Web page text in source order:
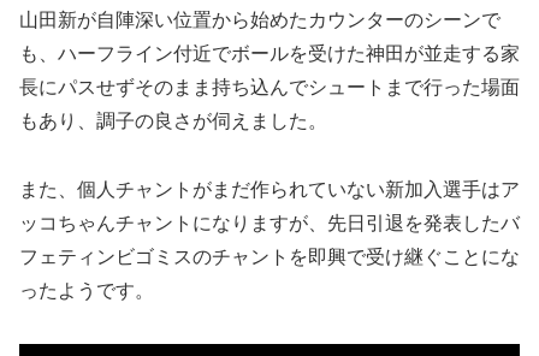
山田新が自陣深い位置から始めたカウンターのシーンで
も、ハーフライン付近でボールを受けた神田が並走する家
長にパスせずそのまま持ち込んでシュートまで行った場面
もあり、調子の良さが伺えました。
また、個人チャントがまだ作られていない新加入選手はア
ッコちゃんチャントになりますが、先日引退を発表したバ
フェティンビゴミスのチャントを即興で受け継ぐことにな
ったようです。